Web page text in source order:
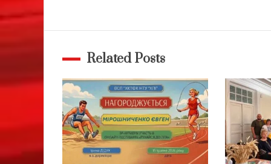
Related Posts